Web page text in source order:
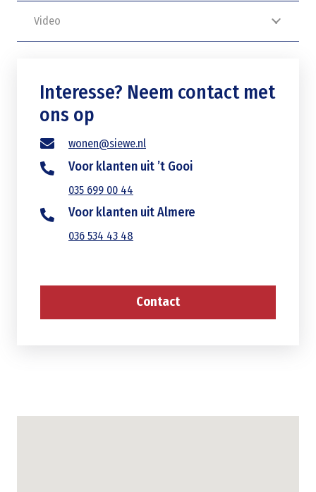
Video
Interesse? Neem contact met
ons op
wonen@siewe.nl
Voor klanten uit ’t Gooi
035 699 00 44
Voor klanten uit Almere
036 534 43 48
Contact